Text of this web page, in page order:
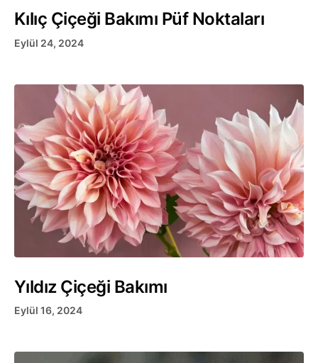
Kılıç Çiçeği Bakımı Püf Noktaları
Eylül 24, 2024
Yıldız Çiçeği Bakımı
Eylül 16, 2024